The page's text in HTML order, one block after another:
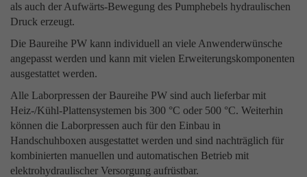
als auch der Aufwärts-Bewegung des Pumphebels hydraulischen
Druck erzeugt.
Die Baureihe PW kann individuell an viele Anwenderwünsche
angepasst werden und kann mit vielen Erweiterungskomponenten
ausgestattet werden.
Alle Laborpressen der Baureihe PW sind auch lieferbar mit
Heiz-/Kühl-Plattensystemen bis 300 °C oder 500 °C. Weiterhin
können die Laborpressen auch für den Einbau in
Handschuhboxen ausgestattet werden und sind nachträglich für
kombinierten manuellen und automatischen Betrieb mit
elektrohydraulischer Versorgung aufrüstbar.
Laufzeit 1 minute
Zweck
Dies ist ein von Google Analytics gesetztes Cookie
vom Mustertyp, bei dem das Musterelement auf dem
scheint eine Variation des _gat-Cookies zu sein, das
verwendet wird, um die von Google auf Websites
hohem Traffic-Aufkommen aufgezeichnete
Datenmenge zu begrenzen.